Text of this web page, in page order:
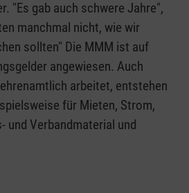
"Es gab auch schwere Jahre",
manchmal nicht, wie wir
sollten" Die MMM ist auf
angewiesen. Auch
arbeitet, entstehen
für Mieten, Strom,
und Verbandmaterial und